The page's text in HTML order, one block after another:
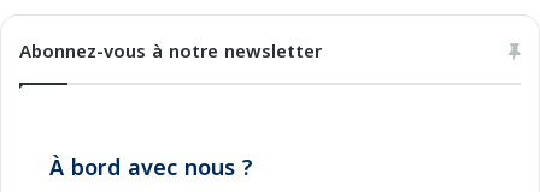
n
e
l
b
a
h
Abonnez-vous à notre newsletter
À bord avec nous ?